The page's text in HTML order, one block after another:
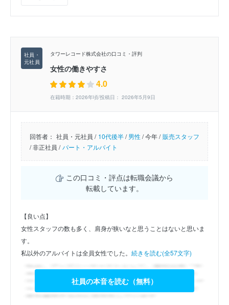
タワーレコード株式会社の口コミ・評判
女性の働きやすさ
4.0
在籍時期：2026年頃/投稿日： 2026年5月9日
回答者： 社員・元社員 / 10代後半/男性/今年 / 販売スタッフ
/非正社員 / パート・アルバイト
この口コミ・評点は転職会議から
転載しています。
【良い点】
女性スタッフの数も多く、肩身が狭いなと思うことはないと思いま
す。
私以外のアルバイトは全員女性でした。 続きを読む(全57文字)
社員の本音を読む（無料）